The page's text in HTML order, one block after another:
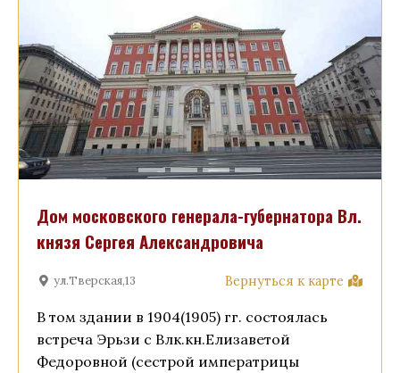
Дом московского генерала-губернатора Вл.
князя Сергея Александровича
ул.Тверская,13 Вернуться к карте
В том здании в 1904(1905) гг. состоялась
встреча Эрьзи с Влк.кн.Елизаветой
Федоровной (сестрой императрицы